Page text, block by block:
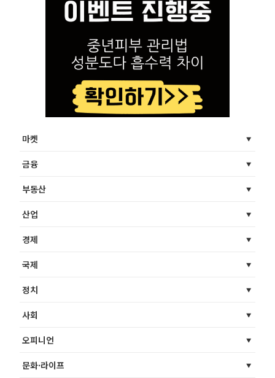
마켓
금융
부동산
산업
경제
국제
정치
사회
오피니언
문화·라이프